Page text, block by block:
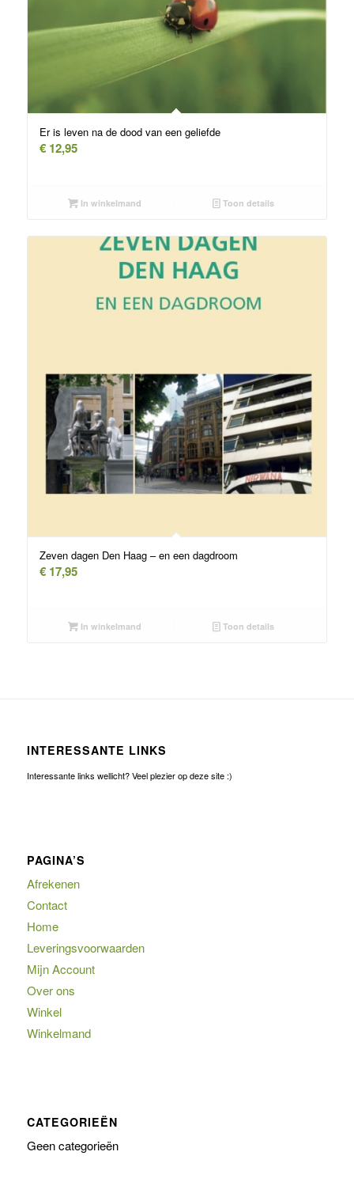
Er is leven na de dood van een geliefde
€12,95
In winkelmand Toon details
Zeven dagen Den Haag – en een dagdroom
€17,95
In winkelmand Toon details
INTERESSANTE LINKS
Interessante links wellicht? Veel plezier op deze site :)
PAGINA’S
Afrekenen
Contact
Home
Leveringsvoorwaarden
Mijn Account
Over ons
Winkel
Winkelmand
CATEGORIEËN
Geen categorieën